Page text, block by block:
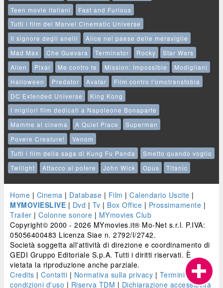
Teen movie italiani
Fast and Furious
Tutti i film del Marvel Cinematic Universe
Il signore degli anelli
Alice nel paese delle meraviglie
Mad Max
Che Guevara Terminator Rocky
Star Wars
Alien
Pixar Me contro te Mission: Impossible
Modigliani
Halloween
Predator Avatar
Film contro l'omotransfobia
DC Extended Universe
King Kong
I migliori film dedicati a Napoleone Bonaparte
Mamme al cinema
A Quiet Place
Superman
Povere Creature!
Venom
Tutti i film della saga di Kung Fu Panda
Smetto quando voglio
Twilight
Attacco al potere John Wick Opus Titanic
Home | Cinema | Database | Film | Calendario Uscite |
MYMOVIESLIVE | Dvd | Tv | Box Office | Prossimamente |
Trailer | Colonne sonore | MYmovies Club
Copyright© 2000 - 2026 MYmovies.it® Mo-Net s.r.l. P.IVA:
05056400483 Licenza Siae n. 2792/I/2742.
Società soggetta all'attività di direzione e coordinamento di
GEDI Gruppo Editoriale S.p.A. Tutti i diritti riservati. È
vietata la riproduzione anche parziale.
Credits | Contatti | Normativa sulla privacy | Termini e
condizioni d'uso | Riserva TDM | Dichiarazione accessibilità